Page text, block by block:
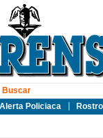
Alerta Policiaca
Buscar